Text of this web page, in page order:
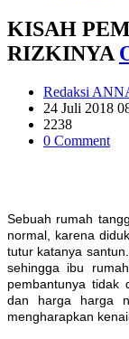
KISAH
RIZKINYA
Redaksi
24 Juli 2018
2238
0 Comment
Sebuah rumah
normal, karena
tutur katanya
sehingga ibu
pembantunya tidak
dan harga harga
mengharapkan